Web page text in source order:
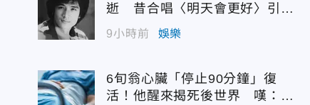
逝 昔合唱〈明天會更好〉引追
憶
9小時前 娛樂
6旬翁心臟「停止90分鐘」復
活！他醒來揭死後世界 嘆：很